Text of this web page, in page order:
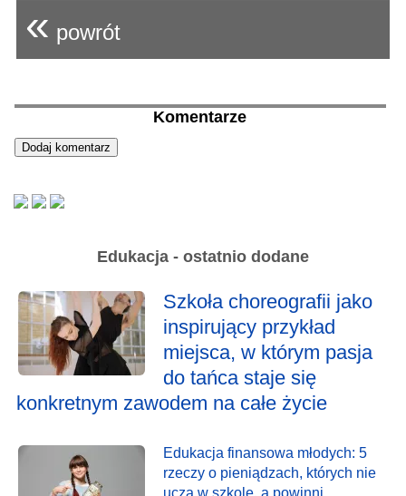
« powrót
Komentarze
Edukacja - ostatnio dodane
Szkoła choreografii jako
inspirujący przykład
miejsca, w którym pasja
do tańca staje się
konkretnym zawodem na całe życie
Edukacja finansowa młodych: 5
rzeczy o pieniądzach, których nie